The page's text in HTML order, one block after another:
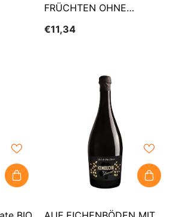
FRÜCHTEN OHNE
DEMETER BIO 750 Ml -
€11,34